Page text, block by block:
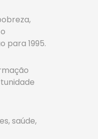
para 1995.
saúde,